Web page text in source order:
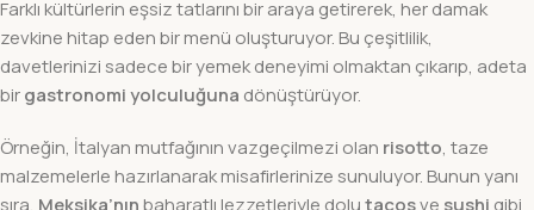
Farklı kültürlerin eşsiz tatlarını bir araya getirerek, her damak
zevkine hitap eden bir menü oluşturuyor. Bu çeşitlilik,
davetlerinizi sadece bir yemek deneyimi olmaktan çıkarıp, adeta
birgastronomi yolculuğuna dönüştürüyor.
Örneğin, İtalyan mutfağının vazgeçilmezi olan risotto, taze
malzemelerle hazırlanarak misafirlerinize sunuluyor. Bunun yanı
sıra, Meksika’nınbaharatlı lezzetleriyle dolutacosve sushi gibi